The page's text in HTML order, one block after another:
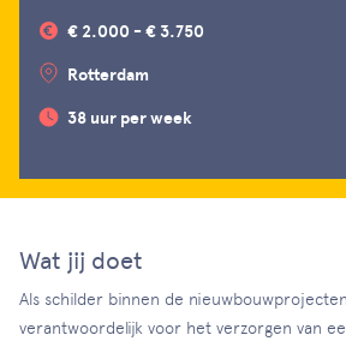
€ 2.000 - € 3.750
Rotterdam
38 uur per week
Wat jij doet
Als schilder binnen de
verantwoordelijk voor het verzorgen van